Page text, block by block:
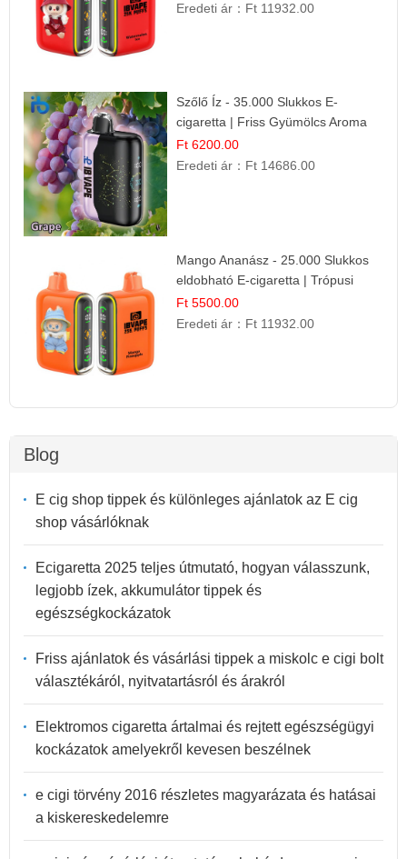
Eredeti ár： Ft 11932.00
Szőlő Íz - 35.000 Slukkos E-
cigaretta | Friss Gyümölcs Aroma
Ft 6200.00
Eredeti ár： Ft 14686.00
Mango Ananász - 25.000 Slukkos
eldobható E-cigaretta | Trópusi
Ízélmény
Ft 5500.00
Eredeti ár： Ft 11932.00
Blog
E cig shop tippek és különleges ajánlatok az E cig
shop vásárlóknak
Ecigaretta 2025 teljes útmutató, hogyan válasszunk,
legjobb ízek, akkumulátor tippek és
egészségkockázatok
Friss ajánlatok és vásárlási tippek a miskolc e cigi bolt
választékáról, nyitvatartásról és árakról
Elektromos cigaretta ártalmai és rejtett egészségügyi
kockázatok amelyekről kevesen beszélnek
e cigi törvény 2016 részletes magyarázata és hatásai
a kiskereskedelemre